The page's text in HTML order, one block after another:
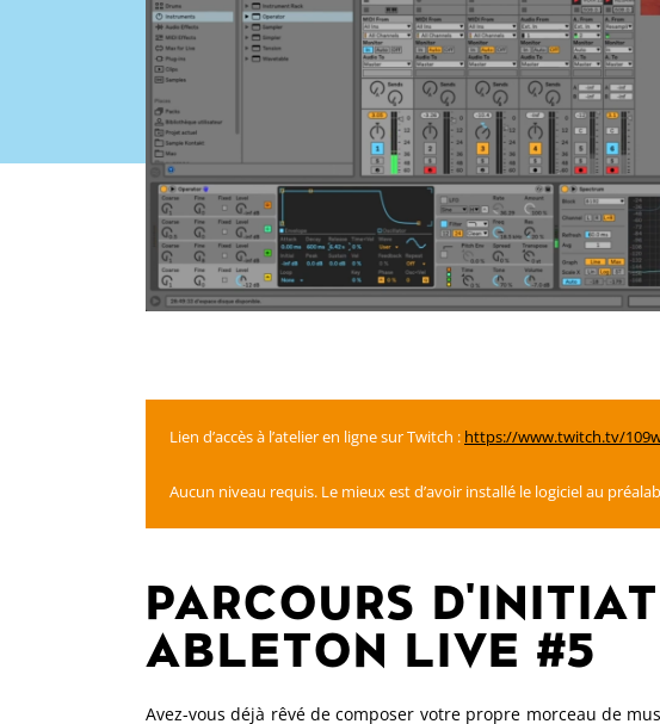
Lien d’accès à l’atelier en ligne sur Twitch : https://www.twitch.tv/
Aucun niveau requis. Le mieux est d’avoir installé le logiciel au
PARCOURS
ABLETON LIVE #5
Avez-vous déjà rêvé de composer votre propre morceau de